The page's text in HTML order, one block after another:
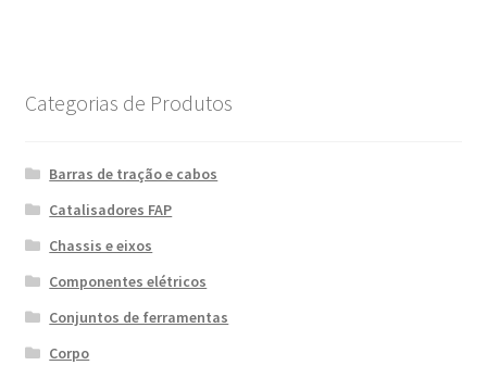
Categorias de Produtos
Barras de tração e cabos
Catalisadores FAP
Chassis e eixos
Componentes elétricos
Conjuntos de ferramentas
Corpo